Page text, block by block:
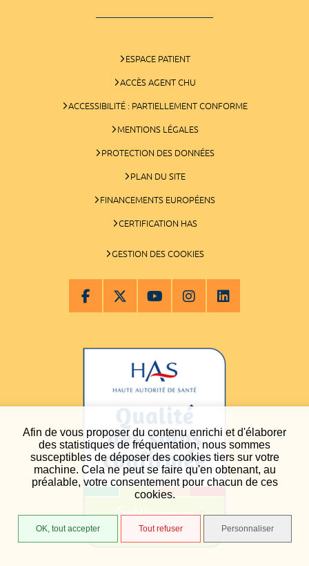
Afin de vous proposer du contenu enrichi et d'élaborer
des statistiques de fréquentation, nous sommes
susceptibles de déposer des cookies tiers sur votre
machine. Cela ne peut se faire qu'en obtenant, au
préalable, votre consentement pour chacun de ces
cookies.
OK, tout accepter Tout refuser Personnaliser
ESPACE PATIENT
ACCÈS AGENT CHU
ACCESSIBILITÉ : PARTIELLEMENT CONFORME
MENTIONS LÉGALES
PROTECTION DES DONNÉES
PLAN DU SITE
FINANCEMENTS EUROPÉENS
CERTIFICATION HAS
GESTION DES COOKIES